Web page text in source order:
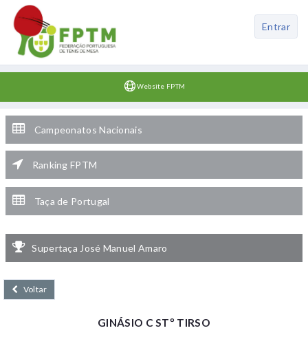
Website FPTM
Entrar
Campeonatos Nacionais
Ranking FPTM
Taça de Portugal
Supertaça José Manuel Amaro
Voltar
GINÁSIO C STº TIRSO